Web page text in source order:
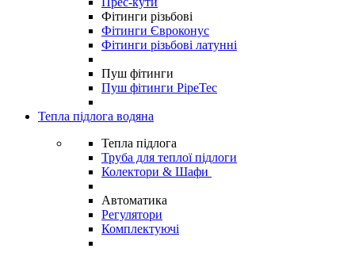
Фітинги різьбові
Фітинги Євроконус
Фітинги різьбові латунні
Пуш фітинги
Пуш фітинги PipeTec
Тепла підлога водяна
Тепла підлога
Труба для теплої підлоги
Колектори & Шафи
Автоматика
Регулятори
Комплектуючі